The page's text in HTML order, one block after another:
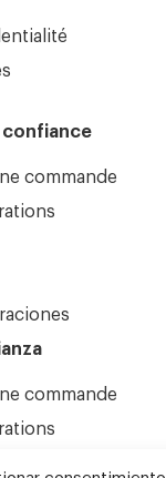
commande
commande